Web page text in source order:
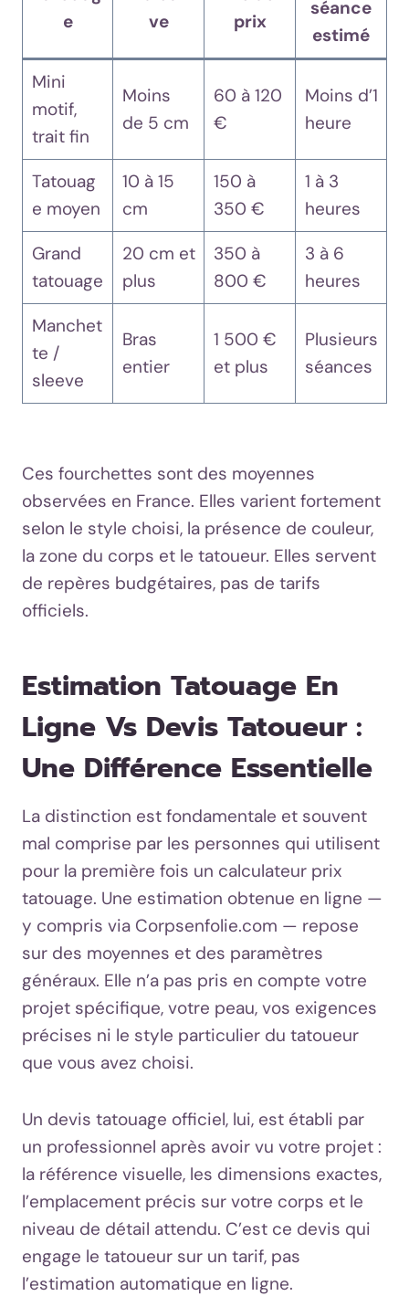
e
ve
prix
séance
estimé
Mini
motif,
trait fin
Moins
de 5 cm
60 à 120
€
Moins d’1
heure
Tatouag
e moyen
10 à 15
cm
150 à
350 €
1 à 3
heures
Grand
tatouage
20 cm et
plus
350 à
800 €
3 à 6
heures
Manchet
te /
sleeve
Bras
entier
1 500 €
et plus
Plusieurs
séances
Ces fourchettes sont des moyennes
observées en France. Elles varient fortement
selon le style choisi, la présence de couleur,
la zone du corps et le tatoueur. Elles servent
de repères budgétaires, pas de tarifs
officiels.
Estimation Tatouage En
Ligne Vs Devis Tatoueur :
Une Différence Essentielle
La distinction est fondamentale et souvent
mal comprise par les personnes qui utilisent
pour la première fois un calculateur prix
tatouage. Une estimation obtenue en ligne —
y compris via Corpsenfolie.com — repose
sur des moyennes et des paramètres
généraux. Elle n’a pas pris en compte votre
projet spécifique, votre peau, vos exigences
précises ni le style particulier du tatoueur
que vous avez choisi.
Un devis tatouage officiel, lui, est établi par
un professionnel après avoir vu votre projet :
la référence visuelle, les dimensions exactes,
l’emplacement précis sur votre corps et le
niveau de détail attendu. C’est ce devis qui
engage le tatoueur sur un tarif, pas
l’estimation automatique en ligne.